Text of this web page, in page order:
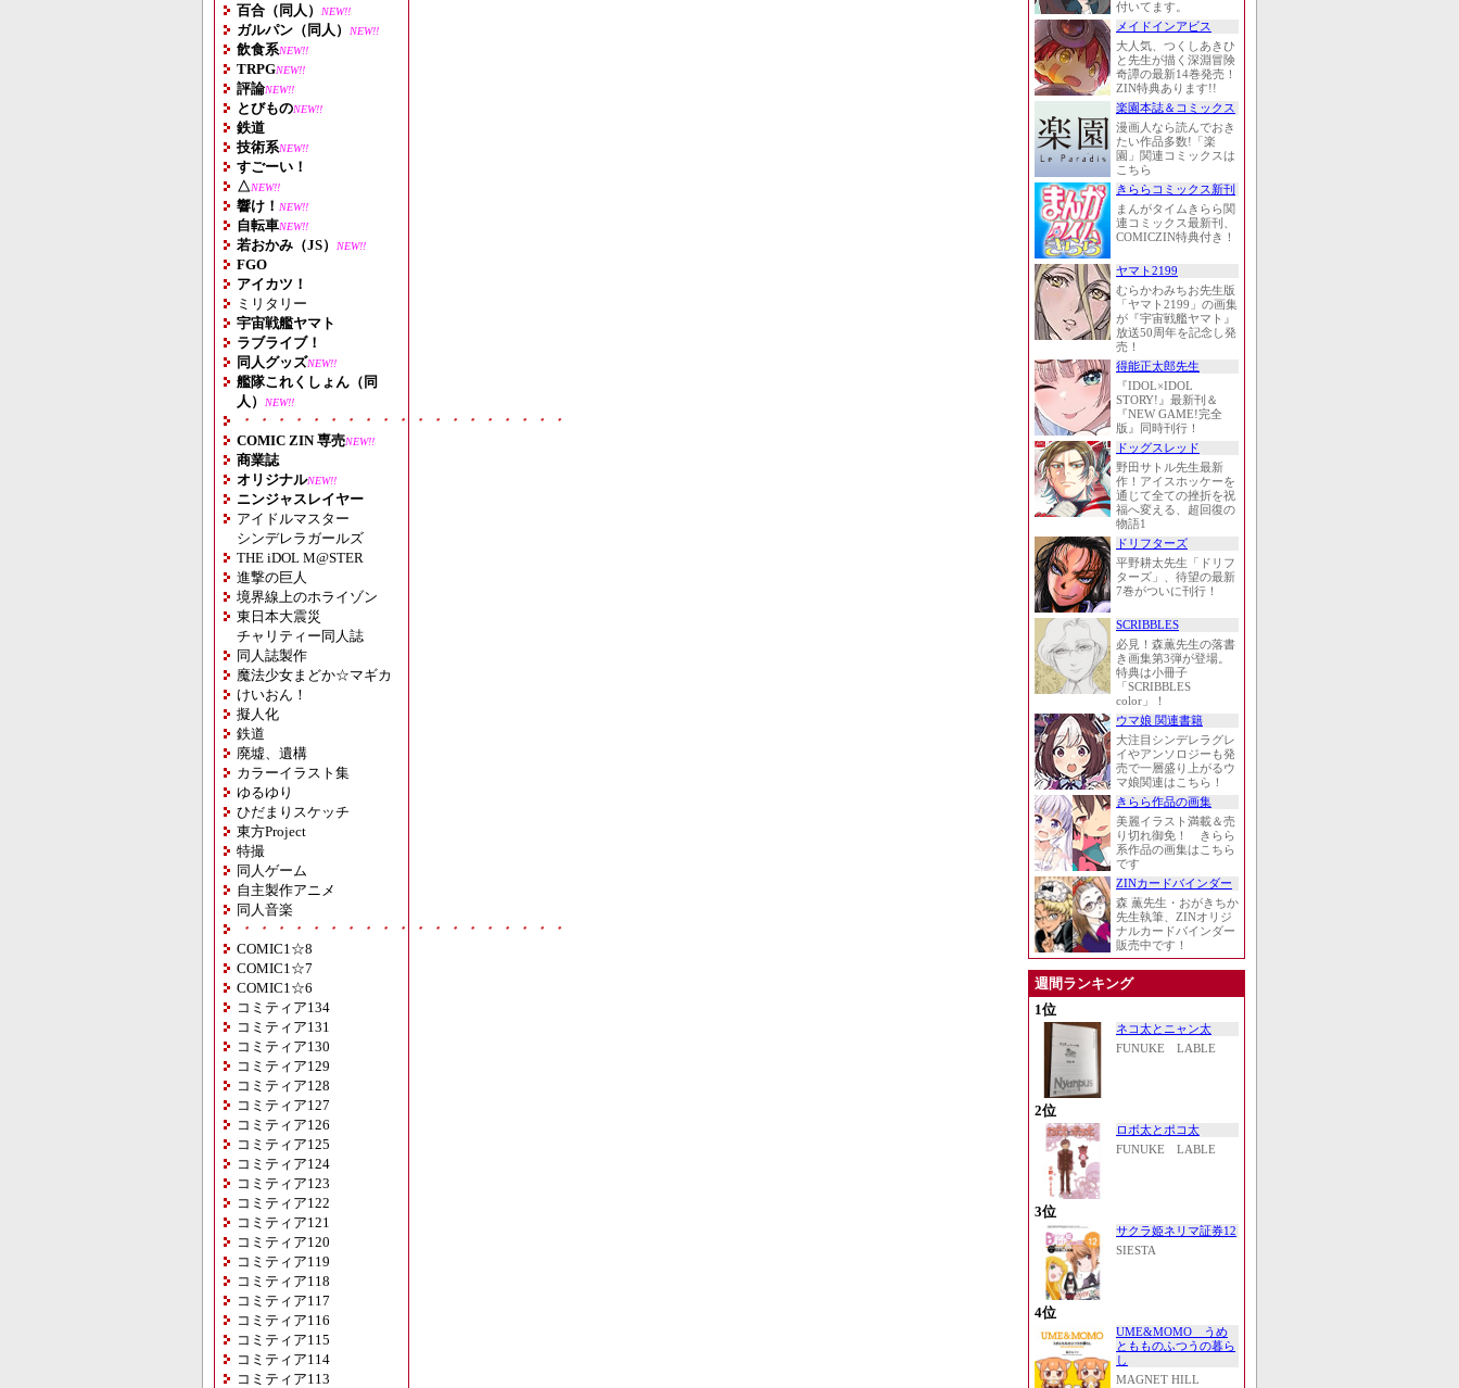
百合（同人） NEW!!
ガルパン（同人） NEW!!
飲食系NEW!!
TRPGNEW!!
評論NEW!!
とびものNEW!!
鉄道
技術系NEW!!
すごーい！
△NEW!!
響け！ NEW!!
自転車NEW!!
若おかみ（JS） NEW!!
FGO
アイカツ！
ミリタリー
宇宙戦艦ヤマト
ラブライブ！
同人グッズNEW!!
艦隊これくしょん（同
人）
NEW!!
・・・・・・・・・・・・・・・・・・・
COMIC ZIN 専売NEW!!
商業誌
オリジナルNEW!!
ニンジャスレイヤー
アイドルマスター
シンデレラガールズ
THE iDOL M@STER
進撃の巨人
境界線上のホライゾン
東日本大震災
チャリティー同人誌
同人誌製作
魔法少女まどか☆マギカ
けいおん！
擬人化
鉄道
廃墟、遺構
カラーイラスト集
ゆるゆり
ひだまりスケッチ
東方Project
特撮
同人ゲーム
自主製作アニメ
同人音楽
・・・・・・・・・・・・・・・・・・・
COMIC1☆8
COMIC1☆7
COMIC1☆6
コミティア134
コミティア131
コミティア130
コミティア129
コミティア128
コミティア127
コミティア126
コミティア125
コミティア124
コミティア123
コミティア122
コミティア121
コミティア120
コミティア119
コミティア118
コミティア117
コミティア116
コミティア115
コミティア114
コミティア113
付いてます。
メイドインアビス
大人気、つくしあきひ
と先生が描く深淵冒険
奇譚の最新14巻発売！
ZIN特典あります!!
楽園本誌＆コミックス
漫画人なら読んでおき
たい作品多数!「楽
園」関連コミックスは
こちら
きららコミックス新刊
まんがタイムきらら関
連コミックス最新刊、
COMICZIN特典付き！
ヤマト2199
むらかわみちお先生版
「ヤマト2199」の画集
が『宇宙戦艦ヤマト』
放送50周年を記念し発
売！
得能正太郎先生
『IDOL×IDOL
STORY!』最新刊＆
『NEW GAME!完全
版』同時刊行！
ドッグスレッド
野田サトル先生最新
作！アイスホッケーを
通じて全ての挫折を祝
福へ変える、超回復の
物語1
ドリフターズ
平野耕太先生「ドリフ
ターズ」、待望の最新
7巻がついに刊行！
SCRIBBLES
必見！森薫先生の落書
き画集第3弾が登場。
特典は小冊子
「SCRIBBLES
color」！
ウマ娘 関連書籍
大注目シンデレラグレ
イやアンソロジーも発
売で一層盛り上がるウ
マ娘関連はこちら！
きらら作品の画集
美麗イラスト満載＆売
り切れ御免！ きらら
系作品の画集はこちら
です
ZINカードバインダー
森 薫先生・おがきちか
先生執筆、ZINオリジ
ナルカードバインダー
販売中です！
週間ランキング
1位
ネコ太とニャン太
FUNUKE LABLE
2位
ロボ太とポコ太
FUNUKE LABLE
3位
サクラ姫ネリマ証券12
SIESTA
4位
UME&MOMO うめ
ともものふつうの暮ら
し
MAGNET HILL